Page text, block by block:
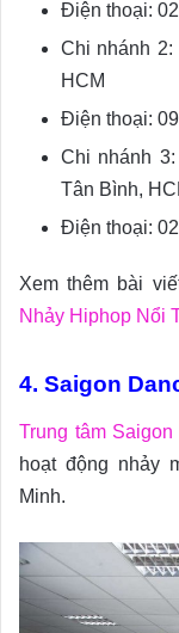
Điện thoại:
Chi nhánh
HCM
Điện thoại:
Chi nhánh
Tân Bình,
Điện thoại:
Xem thêm bài
Nhảy Hiphop Nổi
4. Saigon
Trung tâm Saigon
hoạt động nhảy
Minh.